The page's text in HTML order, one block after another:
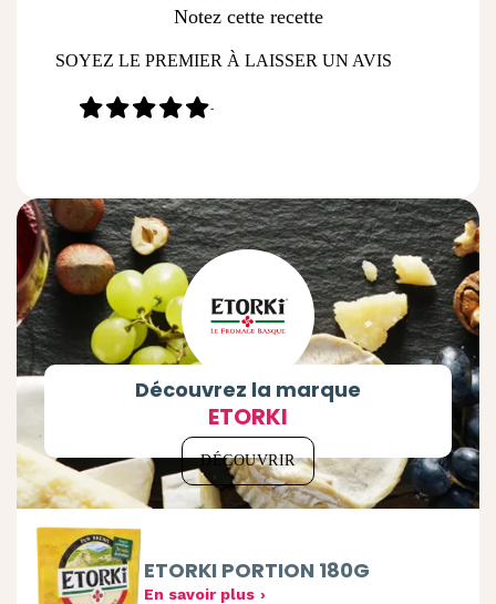
Notez cette recette
SOYEZ LE PREMIER À LAISSER UN AVIS
-
Découvrez la marque
ETORKI
DÉCOUVRIR
ETORKI PORTION 180G
En savoir plus